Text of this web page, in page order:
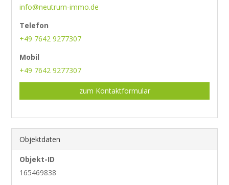
info@neutrum-immo.de
Telefon
+49 7642 9277307
Mobil
+49 7642 9277307
zum Kontaktformular
Objektdaten
Objekt-ID
165469838